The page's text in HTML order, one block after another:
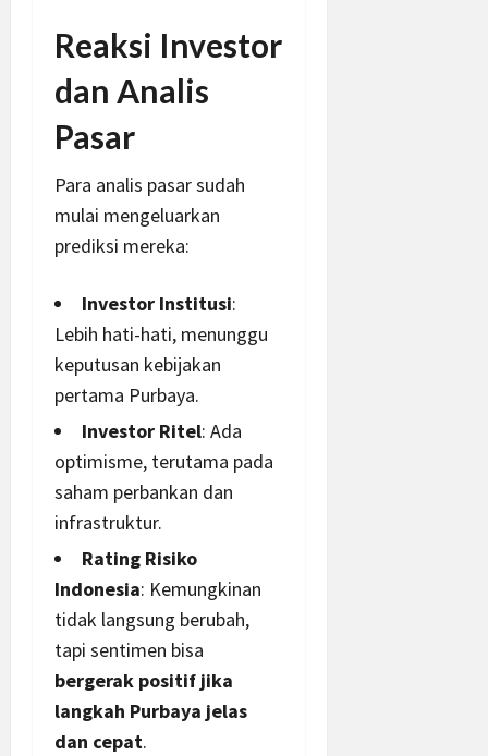
Reaksi Investor
dan Analis
Pasar
Para analis pasar sudah
mulai mengeluarkan
prediksi mereka:
Investor Institusi:
Lebih hati-hati, menunggu
keputusan kebijakan
pertama Purbaya.
Investor Ritel: Ada
optimisme, terutama pada
saham perbankan dan
infrastruktur.
Rating Risiko
Indonesia: Kemungkinan
tidak langsung berubah,
tapi sentimen bisa
bergerak positif jika
langkah Purbaya jelas
dan cepat.